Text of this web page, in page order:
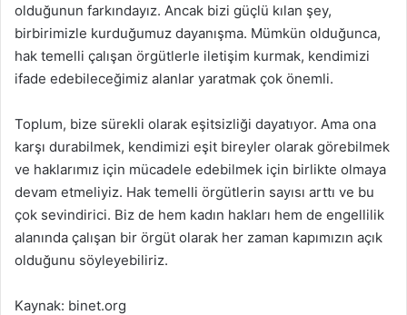
olduğunun farkındayız. Ancak bizi güçlü kılan şey,
birbirimizle kurduğumuz dayanışma. Mümkün olduğunca,
hak temelli çalışan örgütlerle iletişim kurmak, kendimizi
ifade edebileceğimiz alanlar yaratmak çok önemli.
Toplum, bize sürekli olarak eşitsizliği dayatıyor. Ama ona
karşı durabilmek, kendimizi eşit bireyler olarak görebilmek
ve haklarımız için mücadele edebilmek için birlikte olmaya
devam etmeliyiz. Hak temelli örgütlerin sayısı arttı ve bu
çok sevindirici. Biz de hem kadın hakları hem de engellilik
alanında çalışan bir örgüt olarak her zaman kapımızın açık
olduğunu söyleyebiliriz.
Kaynak: binet.org